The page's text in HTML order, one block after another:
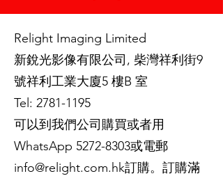
Relight Imaging Limited
新銳光影像有限公司, 柴灣祥利街9
號祥利工業大廈5 樓B 室
Tel: 2781-1195
可以到我們公司購買或者用
WhatsApp 5272-8303或電郵
info@relight.com.hk訂購。訂購滿